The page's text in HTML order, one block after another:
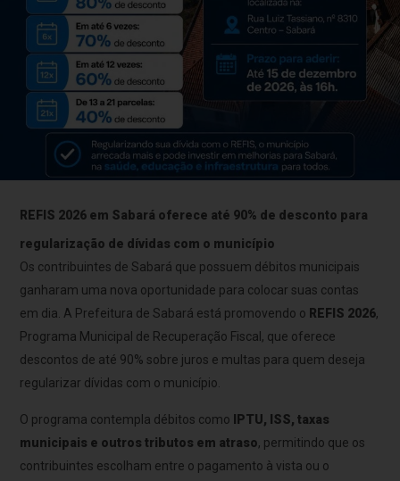
REFIS 2026 em Sabará oferece até 90% de desconto para
regularização de dívidas com o município
Os contribuintes de Sabará que possuem débitos municipais
ganharam uma nova oportunidade para colocar suas contas
em dia. A Prefeitura de Sabará está promovendo o REFIS 2026,
Programa Municipal de Recuperação Fiscal, que oferece
descontos de até 90% sobre juros e multas para quem deseja
regularizar dívidas com o município.
O programa contempla débitos como
IPTU, ISS, taxas
municipais e outros tributos em atraso, permitindo que os
contribuintes escolham entre o pagamento à vista ou o